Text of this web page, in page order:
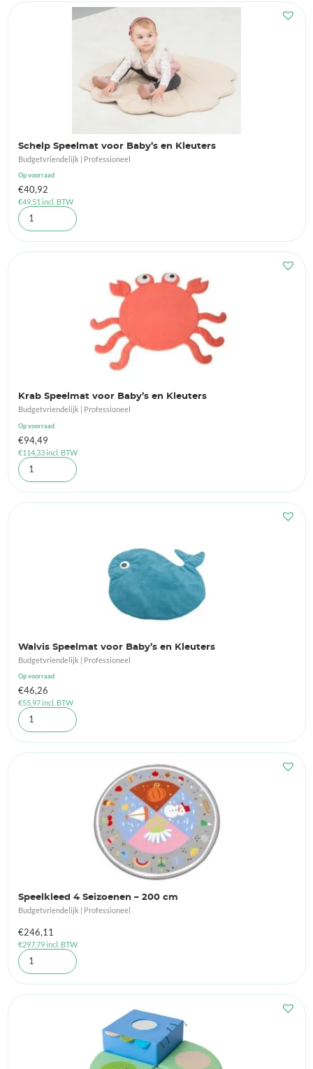
Schelp Speelmat voor Baby’s en Kleuters
Budgetvriendelijk | Professioneel
Op voorraad
€40,92
€49,51 incl. BTW
Krab Speelmat voor Baby’s en Kleuters
Budgetvriendelijk | Professioneel
Op voorraad
€94,49
€114,33incl. BTW
Walvis Speelmat voor Baby’s en Kleuters
Budgetvriendelijk | Professioneel
Op voorraad
€46,26
€55,97incl. BTW
Speelkleed 4 Seizoenen – 200 cm
Budgetvriendelijk | Professioneel
€246,11
€297,79incl. BTW